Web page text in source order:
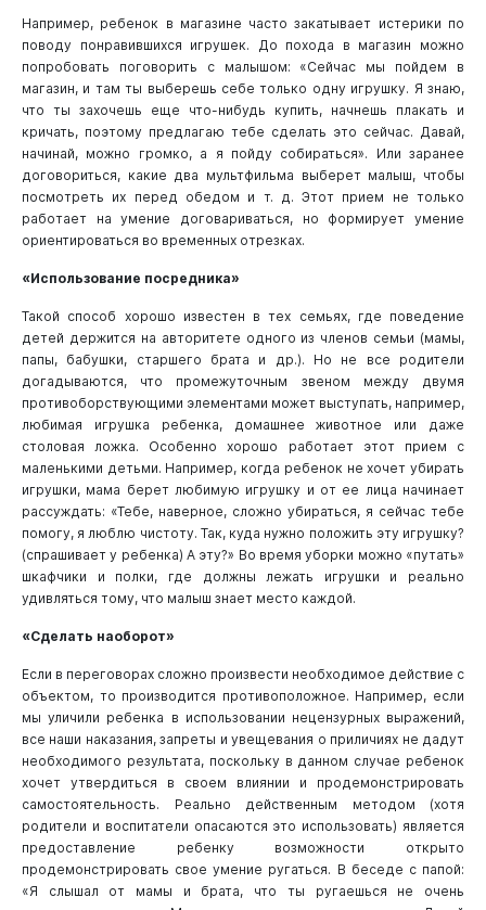
Например, ребенок в магазине часто закатывает истерики по
поводу понравившихся игрушек. До похода в магазин можно
попробовать поговорить с малышом: «Сейчас мы пойдем в
магазин, и там ты выберешь себе только одну игрушку. Я знаю,
что ты захочешь еще что-нибудь купить, начнешь плакать и
кричать, поэтому предлагаю тебе сделать это сейчас. Давай,
начинай, можно громко, а я пойду собираться». Или заранее
договориться, какие два мультфильма выберет малыш, чтобы
посмотреть их перед обедом и т. д. Этот прием не только
работает на умение договариваться, но формирует умение
ориентироваться во временных отрезках.
«Использование посредника»
Такой способ хорошо известен в тех семьях, где поведение
детей держится на авторитете одного из членов семьи (мамы,
папы, бабушки, старшего брата и др.). Но не все родители
догадываются, что промежуточным звеном между двумя
противоборствующими элементами может выступать, например,
любимая игрушка ребенка, домашнее животное или даже
столовая ложка. Особенно хорошо работает этот прием с
маленькими детьми. Например, когда ребенок не хочет убирать
игрушки, мама берет любимую игрушку и от ее лица начинает
рассуждать: «Тебе, наверное, сложно убираться, я сейчас тебе
помогу, я люблю чистоту. Так, куда нужно положить эту игрушку?
(спрашивает у ребенка) А эту?» Во время уборки можно «путать»
шкафчики и полки, где должны лежать игрушки и реально
удивляться тому, что малыш знает место каждой.
«Сделать наоборот»
Если в переговорах сложно произвести необходимое действие с
объектом, то производится противоположное. Например, если
мы уличили ребенка в использовании нецензурных выражений,
все наши наказания, запреты и увещевания о приличиях не дадут
необходимого результата, поскольку в данном случае ребенок
хочет утвердиться в своем влиянии и продемонстрировать
самостоятельность. Реально действенным методом (хотя
родители и воспитатели опасаются это использовать) является
предоставление ребенку возможности открыто
продемонстрировать свое умение ругаться. В беседе с папой:
«Я слышал от мамы и брата, что ты ругаешься не очень